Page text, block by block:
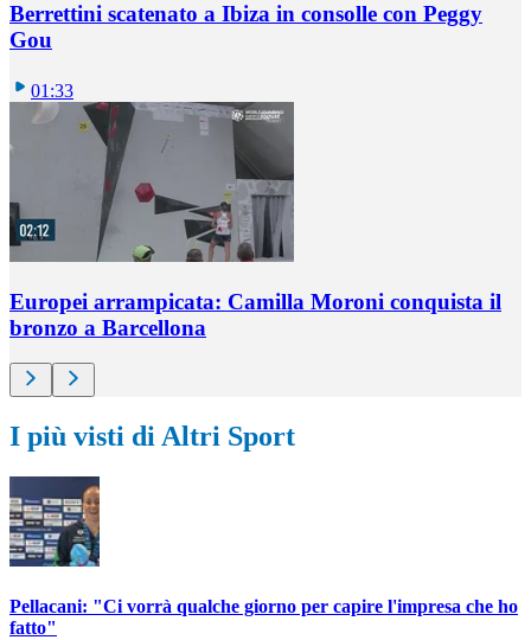
Berrettini scatenato a Ibiza in consolle con Peggy
Gou
01:33
Europei arrampicata: Camilla Moroni conquista il
bronzo a Barcellona
I più visti di Altri Sport
Pellacani: "Ci vorrà qualche giorno per capire l'impresa che ho
fatto"